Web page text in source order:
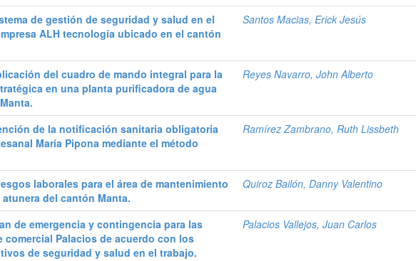
de gestión de seguridad y salud en el
ALH tecnología ubicado en el cantón
Santos Macias, Erick Jesús
del cuadro de mando integral para la
en una planta purificadora de agua
Reyes Navarro, John Alberto
de la notificación sanitaria obligatoria
María Pipona mediante el método
Ramírez Zambrano, Ruth Lissbeth
laborales para el área de mantenimiento
del cantón Manta.
Quiroz Bailón, Danny Valentino
de emergencia y contingencia para las
comercial Palacios de acuerdo con los
de seguridad y salud en el trabajo.
Palacios Vallejos, Juan Carlos